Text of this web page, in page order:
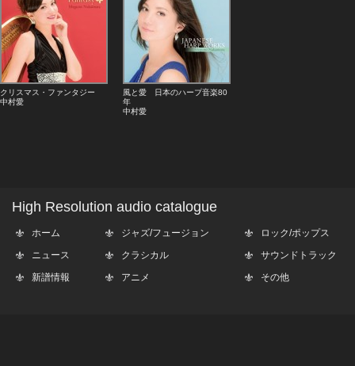
クリスマス・ファンタジー
中村愛
風と愛 日本のハープ音楽80
年
中村愛
High Resolution audio catalogue
ホーム
ニュース
新譜情報
ジャズ/フュージョン
クラシカル
アニメ
ロック/ポップス
サウンドトラック
その他